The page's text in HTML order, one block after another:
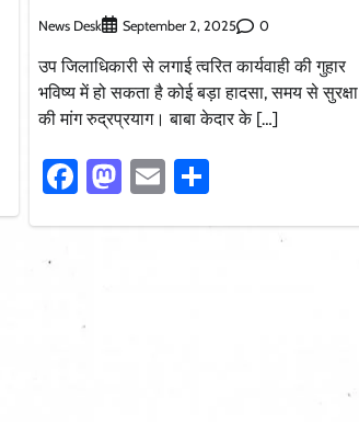
News Desk September 2, 2025 0
उप जिलाधिकारी से लगाई त्वरित कार्यवाही की गुहार
भविष्य में हो सकता है कोई बड़ा हादसा, समय से सुरक्षा
की मांग रुद्रप्रयाग। बाबा केदार के […]
Facebook
Mastodon
EmailShare